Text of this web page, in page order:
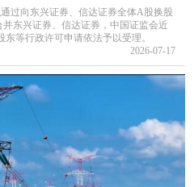
过向东兴证券、信达证券全体A股换股
东兴证券、信达证券，中国证监会近
等行政许可申请依法予以受理。
2026-07-17